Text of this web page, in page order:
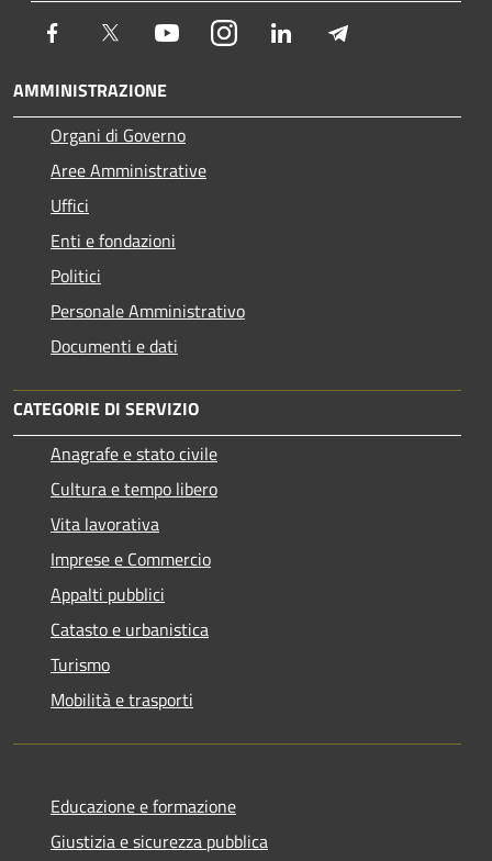
Facebook Twitter YoutubeInstagram LinkedIn
AMMINISTRAZIONE
Organi di Governo
Aree Amministrative
Uffici
Enti e fondazioni
Politici
Personale Amministrativo
Documenti e dati
CATEGORIE DI SERVIZIO
Anagrafe e stato civile
Cultura e tempo libero
Vita lavorativa
Imprese e Commercio
Appalti pubblici
Catasto e urbanistica
Turismo
Mobilità e trasporti
Educazione e formazione
Giustizia e sicurezza pubblica